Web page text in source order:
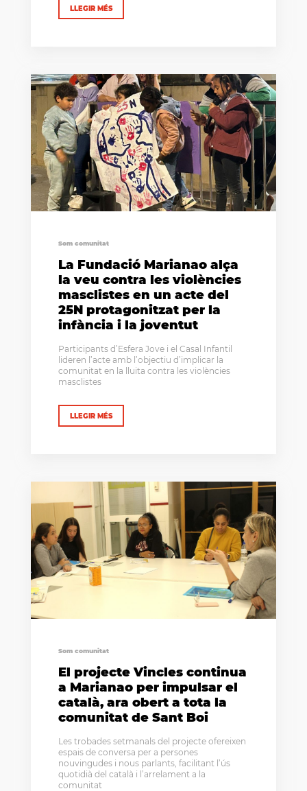
LLEGIR MÉS
Som comunitat
La Fundació Marianao alça
la veu contra les violències
masclistes en un acte del
25N protagonitzat per la
infància i la joventut
Participants d’Esfera Jove i el Casal Infantil
lideren l’acte amb l’objectiu d’implicar la
comunitat en la lluita contra les violències
masclistes
LLEGIR MÉS
Som comunitat
El projecte Vincles continua
a Marianao per impulsar el
català, ara obert a tota la
comunitat de Sant Boi
Les trobades setmanals del projecte ofereixen
espais de conversa per a persones
nouvingudes i nous parlants, facilitant l’ús
quotidià del català i l’arrelament a la
comunitat